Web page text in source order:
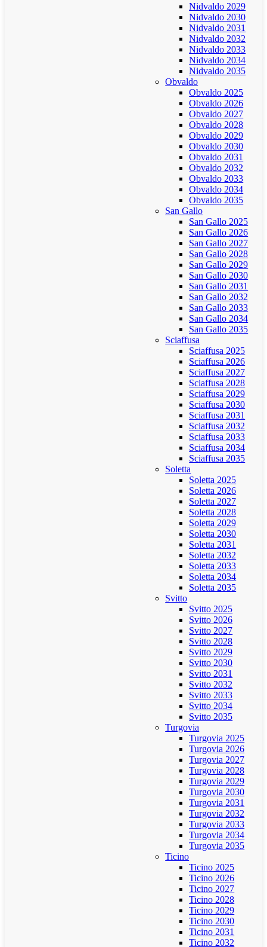
Nidvaldo 2029
Nidvaldo 2030
Nidvaldo 2031
Nidvaldo 2032
Nidvaldo 2033
Nidvaldo 2034
Nidvaldo 2035
Obvaldo
Obvaldo 2025
Obvaldo 2026
Obvaldo 2027
Obvaldo 2028
Obvaldo 2029
Obvaldo 2030
Obvaldo 2031
Obvaldo 2032
Obvaldo 2033
Obvaldo 2034
Obvaldo 2035
San Gallo
San Gallo 2025
San Gallo 2026
San Gallo 2027
San Gallo 2028
San Gallo 2029
San Gallo 2030
San Gallo 2031
San Gallo 2032
San Gallo 2033
San Gallo 2034
San Gallo 2035
Sciaffusa
Sciaffusa 2025
Sciaffusa 2026
Sciaffusa 2027
Sciaffusa 2028
Sciaffusa 2029
Sciaffusa 2030
Sciaffusa 2031
Sciaffusa 2032
Sciaffusa 2033
Sciaffusa 2034
Sciaffusa 2035
Soletta
Soletta 2025
Soletta 2026
Soletta 2027
Soletta 2028
Soletta 2029
Soletta 2030
Soletta 2031
Soletta 2032
Soletta 2033
Soletta 2034
Soletta 2035
Svitto
Svitto 2025
Svitto 2026
Svitto 2027
Svitto 2028
Svitto 2029
Svitto 2030
Svitto 2031
Svitto 2032
Svitto 2033
Svitto 2034
Svitto 2035
Turgovia
Turgovia 2025
Turgovia 2026
Turgovia 2027
Turgovia 2028
Turgovia 2029
Turgovia 2030
Turgovia 2031
Turgovia 2032
Turgovia 2033
Turgovia 2034
Turgovia 2035
Ticino
Ticino 2025
Ticino 2026
Ticino 2027
Ticino 2028
Ticino 2029
Ticino 2030
Ticino 2031
Ticino 2032